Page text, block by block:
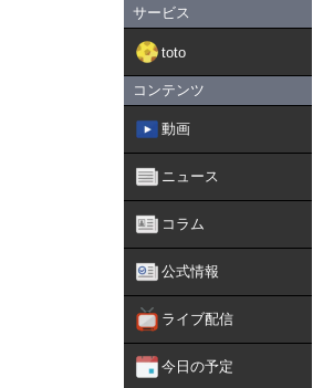
サービス
toto
コンテンツ
動画
ニュース
コラム
公式情報
ライブ配信
今日の予定